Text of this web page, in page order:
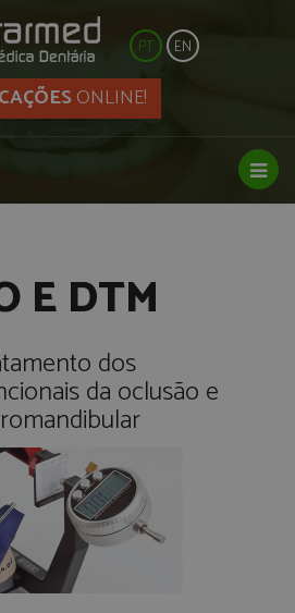
PT EN
ONLINE!
page
E DTM
dos
da oclusão e